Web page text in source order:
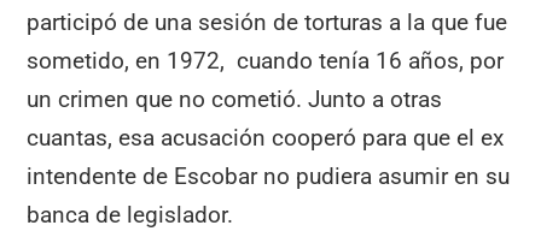
participó de una sesión de torturas a la que fue
sometido, en 1972, cuando tenía 16 años, por
un crimen que no cometió. Junto a otras
cuantas, esa acusación cooperó para que el ex
intendente de Escobar no pudiera asumir en su
banca de legislador.